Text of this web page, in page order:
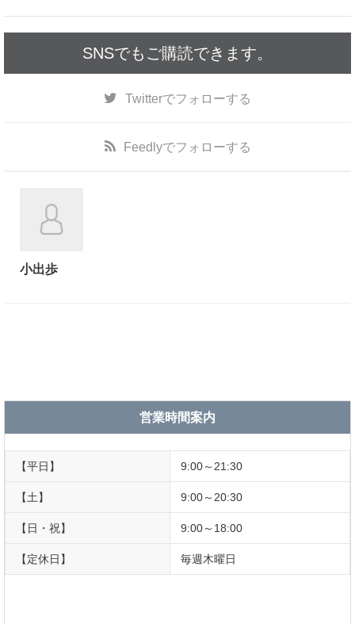
k
SNSでもご購読できます。
Twitterでフォローする
Feedlyでフォローする
小出歩
営業時間案内
【平日】 9:00～21:30
【土】 9:00～20:30
【日・祝】 9:00～18:00
【定休日】 毎週木曜日